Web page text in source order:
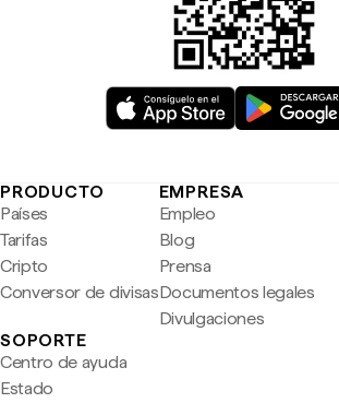
PRODUCTO
Países
Tarifas
Cripto
Conversor de divisas
EMPRESA
Empleo
Blog
Prensa
Documentos legales
Divulgaciones
SOPORTE
Centro de ayuda
Estado